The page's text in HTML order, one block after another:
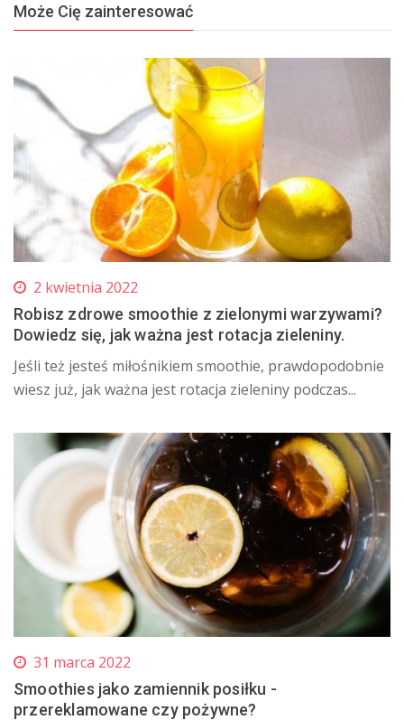
Może Cię zainteresować
2 kwietnia 2022
Robisz zdrowe smoothie z zielonymi warzywami?
Dowiedz się, jak ważna jest rotacja zieleniny.
Jeśli też jesteś miłośnikiem smoothie, prawdopodobnie
wiesz już, jak ważna jest rotacja zieleniny podczas...
31 marca 2022
Smoothies jako zamiennik posiłku -
przereklamowane czy pożywne?